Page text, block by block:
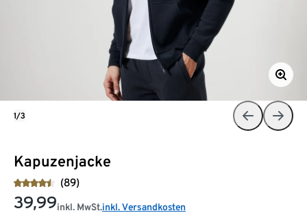
Kapuzenjacke
(89)
39,99inkl. MwSt.inkl. Versandkosten
1/3